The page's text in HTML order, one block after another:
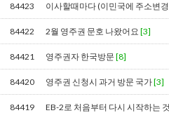
84423 이사할때마다 (이민국에 주소변
84422 2월 영주권 문호 나왔어요[3]
84421 영주권자 한국방문[8]
84420 영주권 신청시 과거 방문 국가[3]
84419 EB-2로 처음부터 다시 시작하는